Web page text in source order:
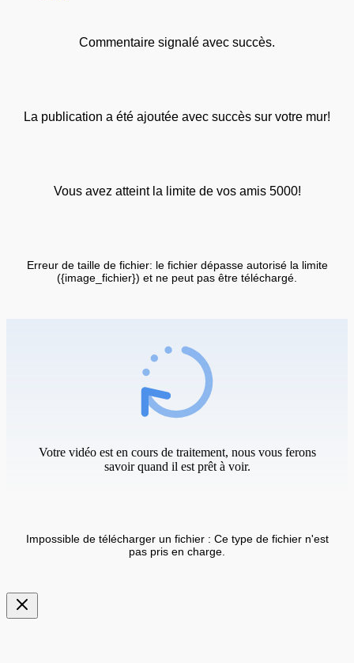
Commentaire signalé avec succès.
La publication a été ajoutée avec succès sur votre mur!
Vous avez atteint la limite de vos amis 5000!
Erreur de taille de fichier: le fichier dépasse autorisé la limite
({image_fichier}) et ne peut pas être téléchargé.
Votre vidéo est en cours de traitement, nous vous ferons
savoir quand il est prêt à voir.
Impossible de télécharger un fichier : Ce type de fichier n'est
pas pris en charge.